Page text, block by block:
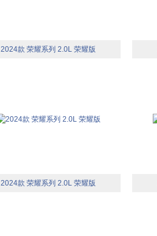
2024款 荣耀系列 2.0L 荣耀版
2024款 荣耀系列 2.0L 荣耀版